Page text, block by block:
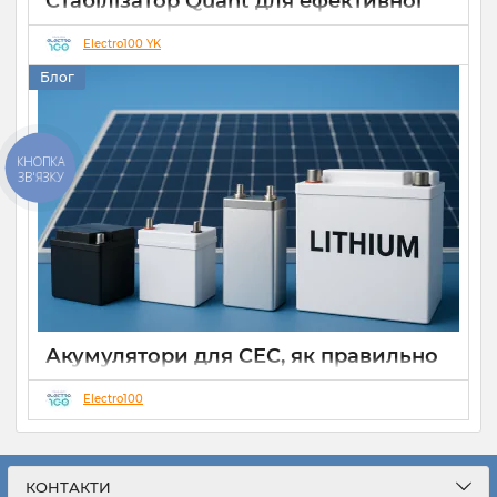
роботи СЕС
Electro100 YK
Блог
Акумулятори для СЕС, як правильно
вибрати
28 09 2025
класичного типу, що працюють на моментальну
Electro100
КОНТАКТИ
КНОПКА
ЗВ'ЯЗКУ